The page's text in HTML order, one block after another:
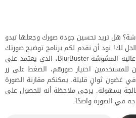
هل تريد تحسين جودة صورك وجعلها تبدو
لك! نود أن نقدم لكم برنامج توضيح صورتك
تصفية الصور المشوشه بدقه عاليه المشوشة BlurBuster، الذي يعتمد على
للمستخدمين اختيار صورهم، الضغط على زر
غضون ثوانٍ قليلة. يمكنكم مقارنة الصورة
بسهولة. يرجى ملاحظة أنه للحصول على
في الصورة واضحًا.